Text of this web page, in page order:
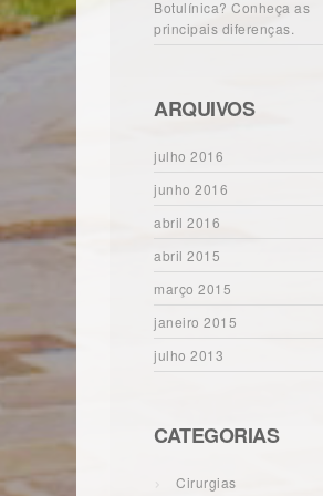
Botulínica? Conheça as
principais diferenças.
ARQUIVOS
julho 2016
junho 2016
abril 2016
abril 2015
março 2015
janeiro 2015
julho 2013
CATEGORIAS
Cirurgias